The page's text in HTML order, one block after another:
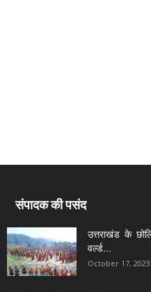
संपादक की पसंद
उत्तराखंड के
वर्ल्ड...
October 17, 2023